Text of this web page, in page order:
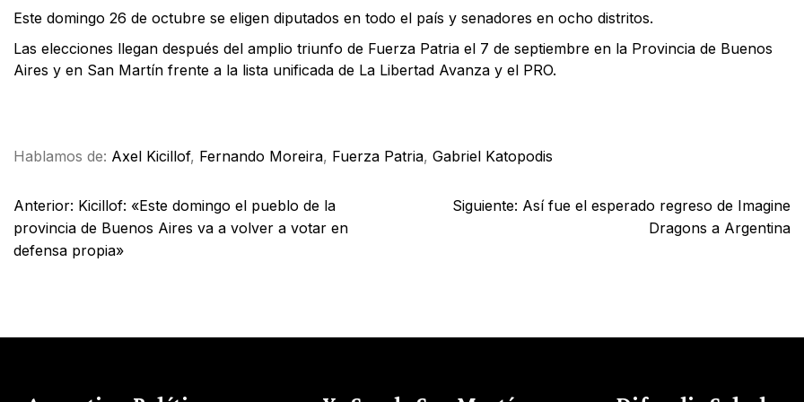
Este domingo 26 de octubre se eligen diputados en todo el país y senadores en ocho distritos.
Las elecciones llegan después del amplio triunfo de Fuerza Patria el 7 de septiembre en la Provincia de Buenos
Aires y en San Martín frente a la lista unificada de La Libertad Avanza y el PRO.
Hablamos de: Axel Kicillof, Fernando Moreira, Fuerza Patria, Gabriel Katopodis
Anterior: Kicillof: «Este domingo el pueblo de la
provincia de Buenos Aires va a volver a votar en
defensa propia»
Siguiente: Así fue el esperado regreso de Imagine
Dragons a Argentina